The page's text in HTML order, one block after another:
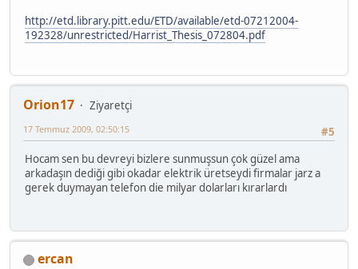
http://etd.library.pitt.edu/ETD/available/etd-07212004-
192328/unrestricted/Harrist_Thesis_072804.pdf
Orion17
Ziyaretçi
#5
17 Temmuz 2009, 02:50:15
Hocam sen bu devreyi bizlere sunmuşsun çok güzel ama
arkadaşın dediği gibi okadar elektrik üretseydi firmalar jarz a
gerek duymayan telefon die milyar dolarları kırarlardı
ercan